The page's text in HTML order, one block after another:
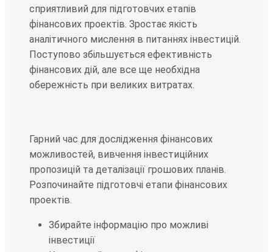
сприятливий для підготовчих етапів
фінансових проектів. Зростає якість
аналітичного мислення в питаннях інвестицій.
Поступово збільшується ефективність
фінансових дій, але все ще необхідна
обережність при великих витратах.
Гарний час для дослідження фінансових
можливостей, вивчення інвестиційних
пропозицій та деталізації грошових планів.
Розпочинайте підготовчі етапи фінансових
проектів.
Збирайте інформацію про можливі
інвестиції